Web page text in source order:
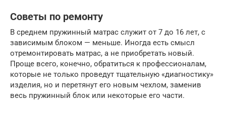
Советы по ремонту
В среднем пружинный матрас служит от 7 до 16 лет, с
зависимым блоком — меньше. Иногда есть смысл
отремонтировать матрас, а не приобретать новый.
Проще всего, конечно, обратиться к профессионалам,
которые не только проведут тщательную «диагностику»
изделия, но и перетянут его новым чехлом, заменив
весь пружинный блок или некоторые его части.